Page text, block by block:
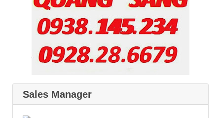
Sales Manager